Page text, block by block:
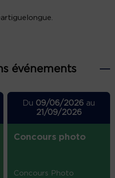
événements
Du 09/06/2026 au
21/09/2026
Concours photo
Concours Photo